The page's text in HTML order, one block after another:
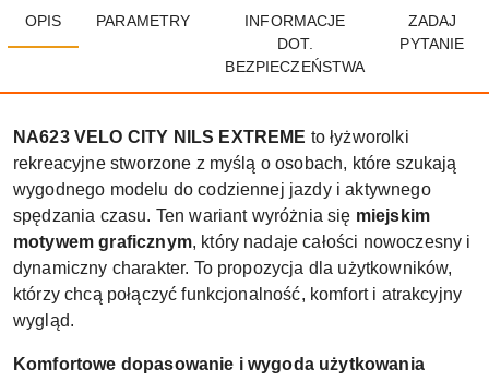
OPIS PARAMETRY
INFORMACJE
DOT.
BEZPIECZEŃSTWA
ZADAJ
PYTANIE
NA623 VELO CITY NILS EXTREME to łyżworolki
rekreacyjne stworzone z myślą o osobach, które szukają
wygodnego modelu do codziennej jazdy i aktywnego
spędzania czasu. Ten wariant wyróżnia się miejskim
motywem graficznym, który nadaje całości nowoczesny i
dynamiczny charakter. To propozycja dla użytkowników,
którzy chcą połączyć funkcjonalność, komfort i atrakcyjny
wygląd.
Komfortowe dopasowanie i wygoda użytkowania